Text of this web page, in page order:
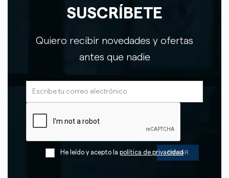
SUSCRÍBETE
Quiero recibir novedades y ofertas
antes que nadie
He leído y acepto la política de privacidad